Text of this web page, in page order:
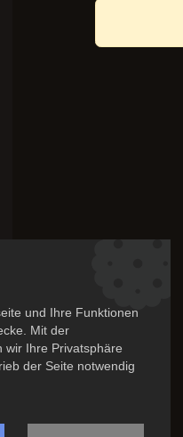
und Ihre Funktionen
Mit der
wir Ihre Privatsphäre
der Seite notwendig